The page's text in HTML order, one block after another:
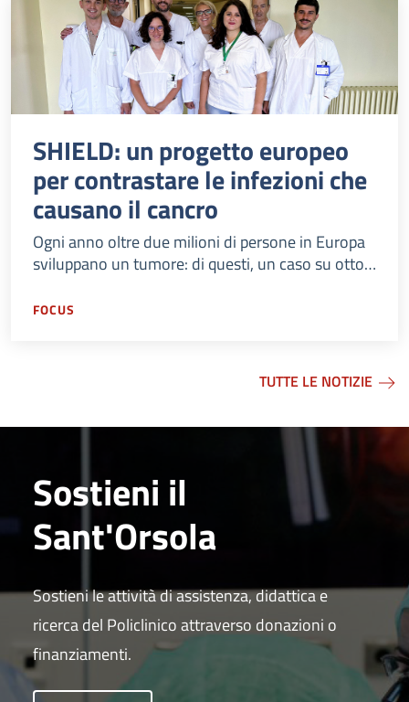
SHIELD: un progetto europeo
per contrastare le infezioni che
causano il cancro
Ogni anno oltre due milioni di persone in Europa
sviluppano un tumore: di questi, un caso su otto è
FOCUS
TUTTE LE NOTIZIE
Sostieni il
Sant'Orsola
Sostieni le attività di assistenza, didattica e
ricerca del Policlinico attraverso donazioni o
finanziamenti.